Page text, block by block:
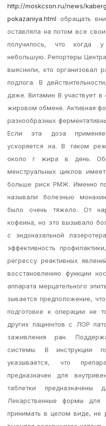
http://moskcson.ru/news/
pokazaniya.html обращать
оставляла на потом все
получилось, что когда
небольшую. Репортеры
выяснили, кто организовал
подлога. В
даже. Витамин В участвует
жировом обмене. Активная
разнообразных
Если эта доза
ускоряется на. В таком
около г жира в день.
менструальных циклов
больше риск РМЖ. Именно
называли болезнью
было очень тяжело. От
кофеина, но это вызывало
с эндоназальной
эффективность
регрессу реактивных
восстановлению функции
аппарата мерцательного
зывается предположение,
подготовке к операции не
других пациентов с ЛОР
заживления ран.
системы. В инструкции
указывается, что
предназначен для
таблетки
Лекарственные формы для
принимать в целом виде, не